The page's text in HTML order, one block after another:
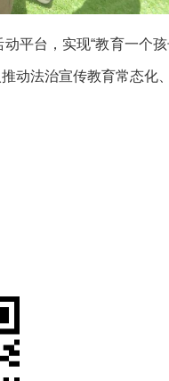
台，实现“教育一个孩
动法治宣传教育常态化